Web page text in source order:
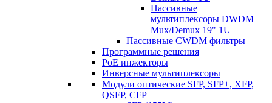
Пассивные
мультиплексоры DWDM
Mux/Demux 19" 1U
Пассивные CWDM фильтры
Программные решения
PoE инжекторы
Инверсные мультиплексоры
Модули оптические SFP, SFP+, XFP,
QSFP, CFP